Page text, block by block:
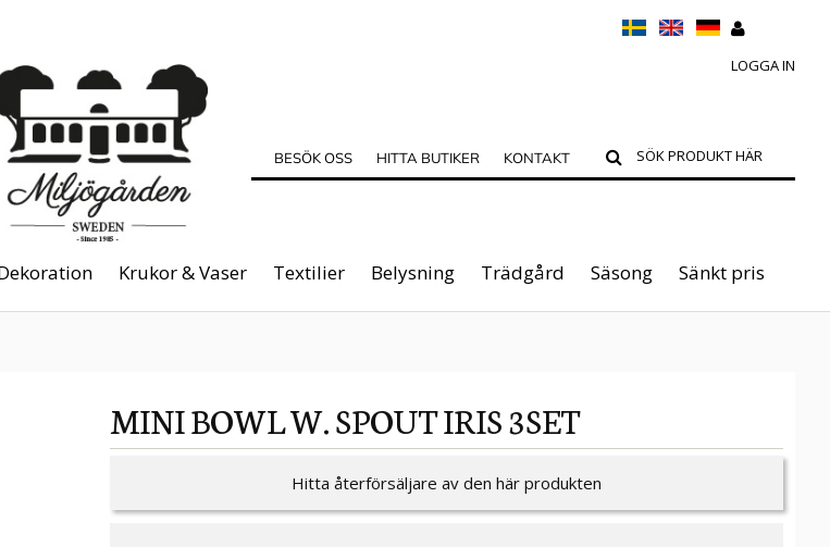
LOGGA IN
BESÖK OSS HITTA BUTIKER KONTAKT
Krukor & Vaser Textilier Belysning Trädgård Säsong Sänkt pris
MINI BOWL W. SPOUT IRIS 3SET
Hitta återförsäljare av den här produkten